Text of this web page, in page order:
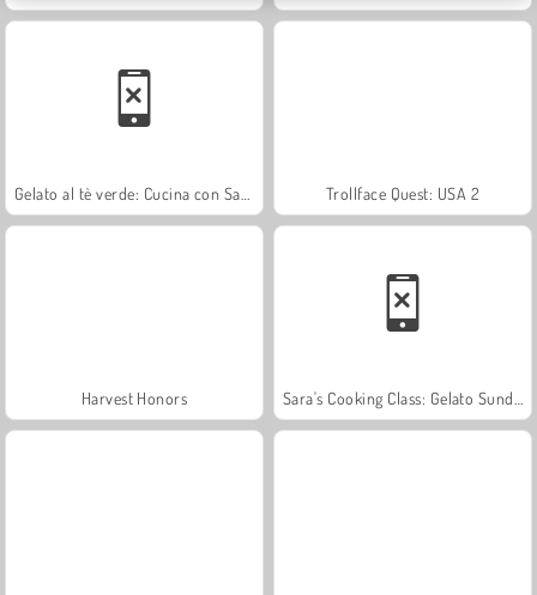
Trollface Quest: USA 2
Harvest Honors